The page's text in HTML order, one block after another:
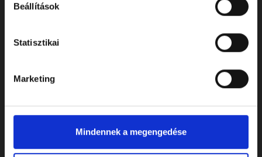
Beállítások
Statisztikai
Marketing
Mindennek a megengedése
WEBSHOP